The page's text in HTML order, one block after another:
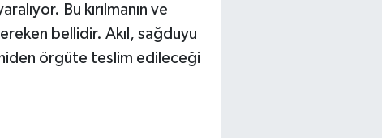
Bu kırılmanın ve
bellidir. Akıl, sağduyu
örgüte teslim edileceği